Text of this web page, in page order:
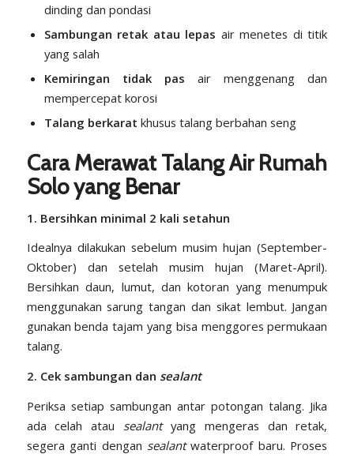
dinding dan pondasi
Sambungan retak atau lepas air menetes di titik
yang salah
Kemiringan tidak pas air menggenang dan
mempercepat korosi
Talang berkarat khusus talang berbahan seng
Cara Merawat Talang Air Rumah
Solo yang Benar
1. Bersihkan minimal 2 kali setahun
Idealnya dilakukan sebelum musim hujan (September-
Oktober) dan setelah musim hujan (Maret-April).
Bersihkan daun, lumut, dan kotoran yang menumpuk
menggunakan sarung tangan dan sikat lembut. Jangan
gunakan benda tajam yang bisa menggores permukaan
talang.
2. Cek sambungan dan sealant
Periksa setiap sambungan antar potongan talang. Jika
ada celah atau sealantyang mengeras dan retak,
segera ganti dengan sealantwaterproof baru. Proses